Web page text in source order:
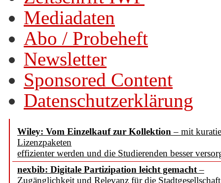
Mediadaten
Abo / Probeheft
Newsletter
Sponsored Content
Datenschutzerklärung
Wiley: Vom Einzelkauf zur Kollektion – mit
Lizenzpaketen
effizienter werden und die Studierenden besser
nexbib: Digitale Partizipation leicht gemacht–
Zugänglichkeit und Relevanz für die Stadtgesellschaft